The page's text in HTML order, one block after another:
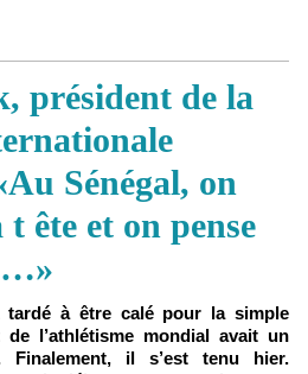
président de la
Sénégal, on
ête et on pense
tardé à être calé pour la simple
l’athlétisme mondial avait un
Finalement, il s’est tenu hier.